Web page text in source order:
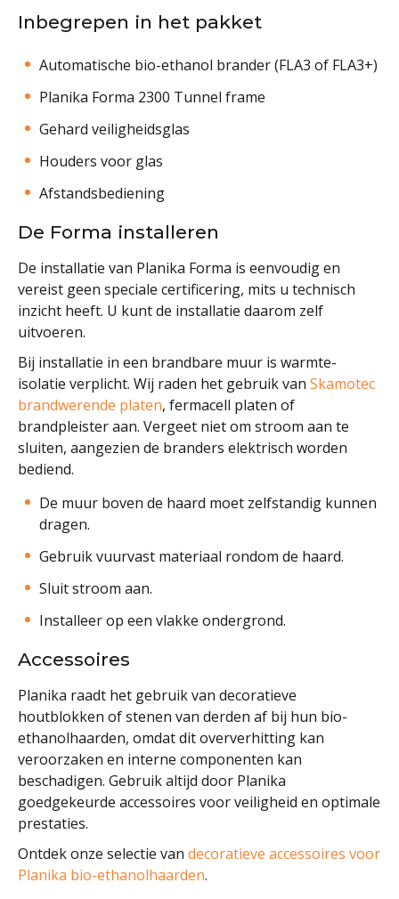
Inbegrepen in het pakket
Automatische bio-ethanol brander (FLA3 of FLA3+)
Planika Forma 2300 Tunnel frame
Gehard veiligheidsglas
Houders voor glas
Afstandsbediening
De Forma installeren
De installatie van Planika Forma is eenvoudig en
vereist geen speciale certificering, mits u technisch
inzicht heeft. U kunt de installatie daarom zelf
uitvoeren.
Bij installatie in een brandbare muur is warmte-
isolatie verplicht. Wij raden het gebruik van Skamotec
brandwerende platen, fermacell platen of
brandpleister aan. Vergeet niet om stroom aan te
sluiten, aangezien de branders elektrisch worden
bediend.
De muur boven de haard moet zelfstandig kunnen
dragen.
Gebruik vuurvast materiaal rondom de haard.
Sluit stroom aan.
Installeer op een vlakke ondergrond.
Accessoires
Planika raadt het gebruik van decoratieve
houtblokken of stenen van derden af bij hun bio-
ethanolhaarden, omdat dit oververhitting kan
veroorzaken en interne componenten kan
beschadigen. Gebruik altijd door Planika
goedgekeurde accessoires voor veiligheid en optimale
prestaties.
Ontdek onze selectie van decoratieve accessoires voor
Planika bio-ethanolhaarden.